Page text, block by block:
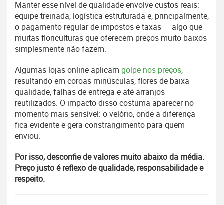
Manter esse nível de qualidade envolve custos reais:
equipe treinada, logística estruturada e, principalmente,
o pagamento regular de impostos e taxas — algo que
muitas floriculturas que oferecem preços muito baixos
simplesmente não fazem.
Algumas lojas online aplicam golpe nos preços,
resultando em coroas minúsculas, flores de baixa
qualidade, falhas de entrega e até arranjos
reutilizados. O impacto disso costuma aparecer no
momento mais sensível: o velório, onde a diferença
fica evidente e gera constrangimento para quem
enviou.
Por isso, desconfie de valores muito abaixo da média.
Preço justo é reflexo de qualidade, responsabilidade e
respeito.